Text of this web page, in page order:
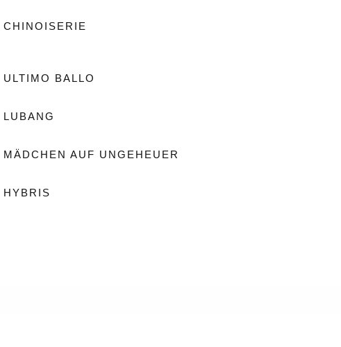
CHINOISERIE
ULTIMO BALLO
LUBANG
MÄDCHEN AUF UNGEHEUER
HYBRIS